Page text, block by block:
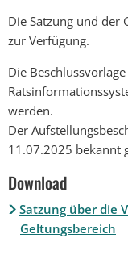
Die Satzung und der
zur Verfügung.
Die
werden.
Der
11.07.2025 bekannt
Download
Satzung über die
Geltungsbereich